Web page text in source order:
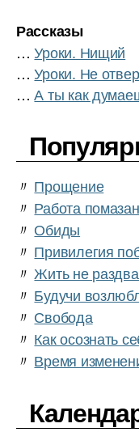
Рассказы
…Уроки. Нищий
…Уроки. Не
…А ты как
〃 Прощение
〃 Работа
〃 Обиды
〃 Привилегия
〃Жить не
〃 Будучи
〃 Свобода
〃 Как осознать
〃 Время